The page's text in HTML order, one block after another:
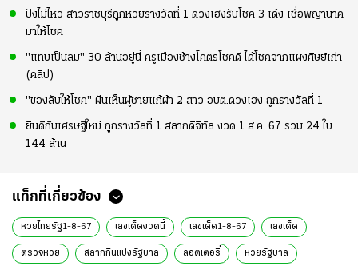
ปังไม่ไหว สาวราชบุรีถูกหวยรางวัลที่ 1 ดวงเฮงรับโชค 3 เด้ง เชื่อพญานาค
มาให้โชค
"แทบเป็นลม" 30 ล้านอยู่นี่ ครูเมืองช้างโคตรโชคดี ได้โชคจากแผงศิษย์เก่า
(คลิป)
"ของลับให้โชค" ฝันเห็นผู้ชายแก้ผ้า 2 สาว อบต.ดวงเฮง ถูกรางวัลที่ 1
ยินดีกับเศรษฐีใหม่ ถูกรางวัลที่ 1 สลากดิจิทัล งวด 1 ส.ค. 67 รวม 24 ใบ
144 ล้าน
แท็กที่เกี่ยวข้อง
หวยไทยรัฐ1-8-67 เลขเด็ดงวดนี้ เลขเด็ด1-8-67 เลขเด็ด
ตรวจหวย สลากกินแบ่งรัฐบาล ลอตเตอรี่ หวยรัฐบาล